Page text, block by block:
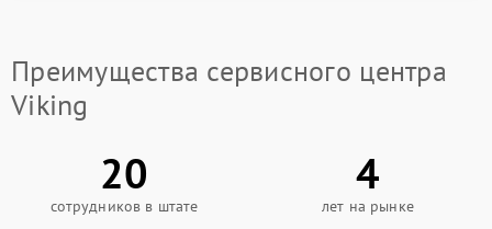
Преимущества сервисного центра
Viking
20
сотрудников в штате
4
лет на рынке